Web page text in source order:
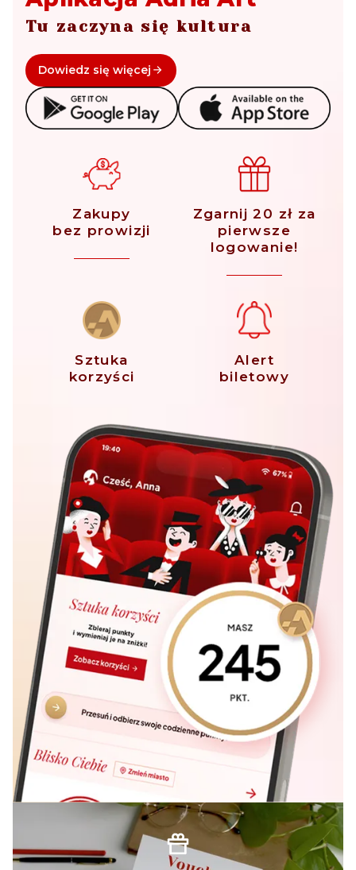
Tu zaczyna się kultura
Dowiedz się więcej
Zakupy
bez prowizji
Zgarnij 20 zł za
pierwsze
logowanie!
Sztuka
korzyści
Alert
biletowy